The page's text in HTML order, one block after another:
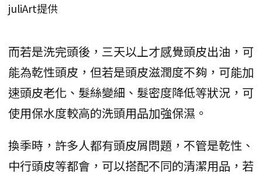
juliArt提供
而若是洗完頭後，三天以上才感覺頭皮出油，可
能為乾性頭皮，但若是頭皮滋潤度不夠，可能加
速頭皮老化、髮絲變細、髮密度降低等狀況，可
使用保水度較高的洗頭用品加強保濕。
換季時，許多人都有頭皮屑問題，不管是乾性、
中行頭皮等都會，可以搭配不同的清潔用品，若